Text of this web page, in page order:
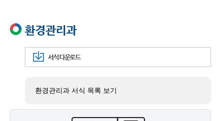
환경관리과
서식 다운로드
환경관리과 서식 목록 보기